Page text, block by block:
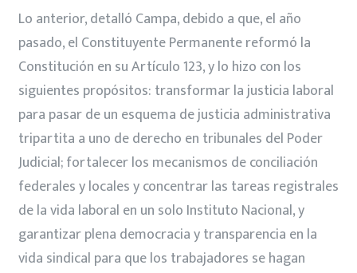
Lo anterior, detalló Campa, debido a que, el año
pasado, el Constituyente Permanente reformó la
Constitución en su Artículo 123, y lo hizo con los
siguientes propósitos: transformar la justicia laboral
para pasar de un esquema de justicia administrativa
tripartita a uno de derecho en tribunales del Poder
Judicial; fortalecer los mecanismos de conciliación
federales y locales y concentrar las tareas registrales
de la vida laboral en un solo Instituto Nacional, y
garantizar plena democracia y transparencia en la
vida sindical para que los trabajadores se hagan